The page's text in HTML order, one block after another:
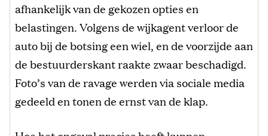
afhankelijk van de gekozen opties en
belastingen. Volgens de wijkagent verloor de
auto bij de botsing een wiel, en de voorzijde aan
de bestuurderskant raakte zwaar beschadigd.
Foto’s van de ravage werden via sociale media
gedeeld en tonen de ernst van de klap.